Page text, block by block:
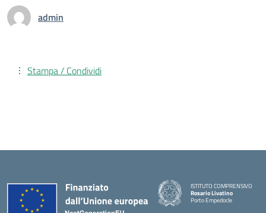
admin
Stampa / Condividi
ISTITUTO COMPRENSIVO
Rosario Livatino
Porto Empedocle